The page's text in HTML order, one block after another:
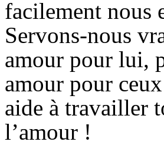
facilement nous
Servons-nous
amour pour lui,
amour pour
aide à travailler
l’amour !